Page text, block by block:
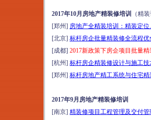
2017年10月房地产精装修培训
（精
[郑州] 房地产全精装培训：精装定
[北京] 标杆房企批量精装修全流程
[成都] 2017新政策下房企项目批量
[杭州] 标杆房企精装修设计与施工
[郑州] 标杆房地产精工系统与住宅
2017年9月房地产精装修培训
[南京] 精装修项目工程管理及交付